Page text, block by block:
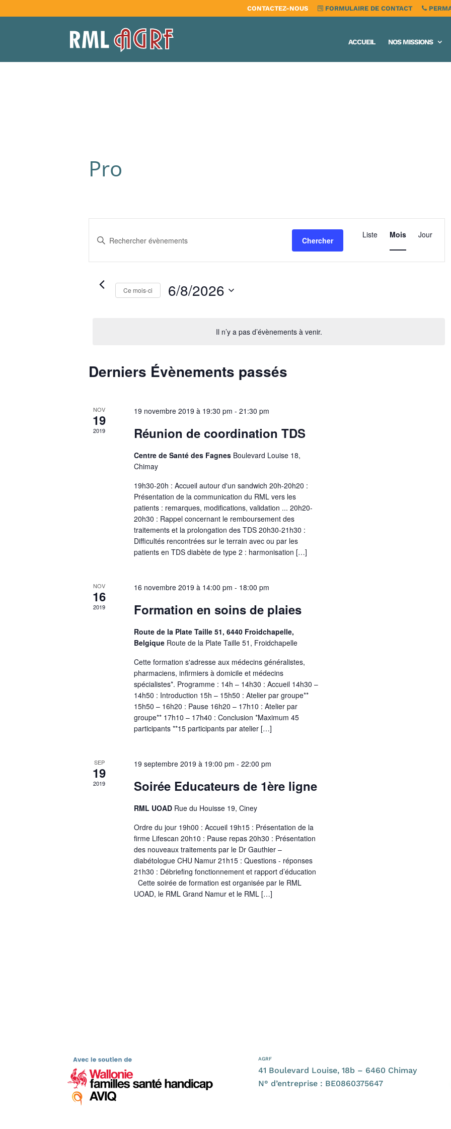
CONTACTEZ-NOUS FORMULAIRE DE CONTACT
ACCUEIL NOS MISSIONS
Pro
Il n’y a pas d’évènements à venir.
et
de
vues
Évènements
Saisir
mot-
Évènements
Chercher
de
Liste Mois Jour
Ce mois-ci 6/8/2026
Calendrier
de
Derniers Évènements passés
NOV
19
2019
19 novembre 2019 à 19:30 pm -21:30 pm
Réunion de coordination TDS
Centre de Santé des Fagnes Boulevard Louise 18,
Chimay
19h30-20h : Accueil autour d'un sandwich 20h-20h20 :
Présentation de la communication du RML vers les
patients : remarques, modifications, validation ... 20h20-
20h30 : Rappel concernant le remboursement des
traitements et la prolongation des TDS 20h30-21h30 :
Difficultés rencontrées sur le terrain avec ou par les
patients en TDS diabète de type 2 : harmonisation […]
NOV
16
2019
16 novembre 2019 à 14:00 pm - 18:00 pm
Formation en soins de plaies
Route de la Plate Taille 51, 6440 Froidchapelle,
Belgique Route de la Plate Taille 51, Froidchapelle
Cette formation s'adresse aux médecins généralistes,
pharmaciens, infirmiers à domicile et médecins
spécialistes*. Programme : 14h – 14h30 : Accueil 14h30 –
14h50 : Introduction 15h – 15h50 : Atelier par groupe**
15h50 – 16h20 : Pause 16h20 – 17h10 : Atelier par
groupe** 17h10 – 17h40 : Conclusion *Maximum 45
participants **15 participants par atelier […]
SEP
19
2019
19 septembre 2019 à 19:00 pm -22:00 pm
Soirée Educateurs de 1ère ligne
RML UOAD Rue du Houisse 19, Ciney
Ordre du jour 19h00 : Accueil 19h15 : Présentation de la
firme Lifescan 20h10 : Pause repas 20h30 : Présentation
des nouveaux traitements par le Dr Gauthier –
diabétologue CHU Namur 21h15 : Questions - réponses
21h30 : Débriefing fonctionnement et rapport d’éducation
Cette soirée de formation est organisée par le RML
UOAD, le RML Grand Namur et le RML […]
AGRF
41 Boulevard Louise, 18b – 6460 Chimay
N° d’entreprise : BE0860375647